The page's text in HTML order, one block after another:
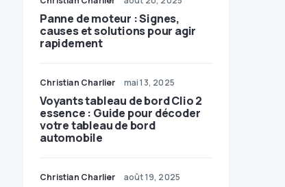
Panne de moteur : Signes,
causes et solutions pour agir
rapidement
Christian Charlier mai 13, 2025
Voyants tableau de bord Clio 2
essence : Guide pour décoder
votre tableau de bord
automobile
Christian Charlier août 19, 2025